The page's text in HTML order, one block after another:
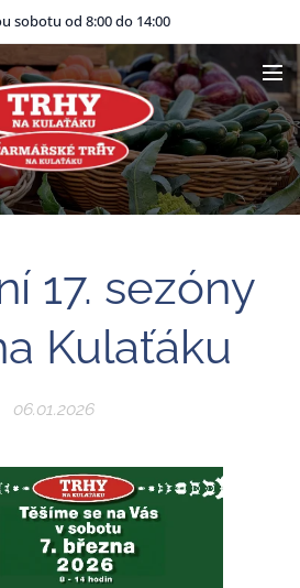
sobotu od 8:00 do 14:00
17. sezóny
Kulaťáku
06.01.2026